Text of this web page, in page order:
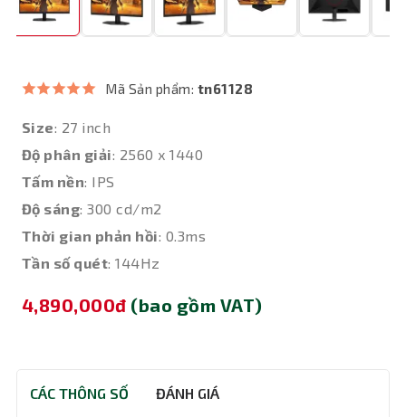
Mã Sản phẩm: tn61128
Size: 27 inch
Độ phân giải: 2560 x 1440
Tấm nền: IPS
Độ sáng: 300 cd/m2
Thời gian phản hồi: 0.3ms
Tần số quét: 144Hz
4,890,000đ (bao gồm VAT)
CÁC THÔNG SỐ ĐÁNH GIÁ